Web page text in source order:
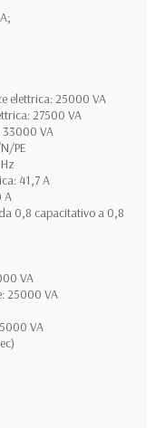
elettrica: 25000 VA
27500 VA
33000 VA
PE
41,7 A
A
0,8 capacitativo a 0,8
VA
25000 VA
VA